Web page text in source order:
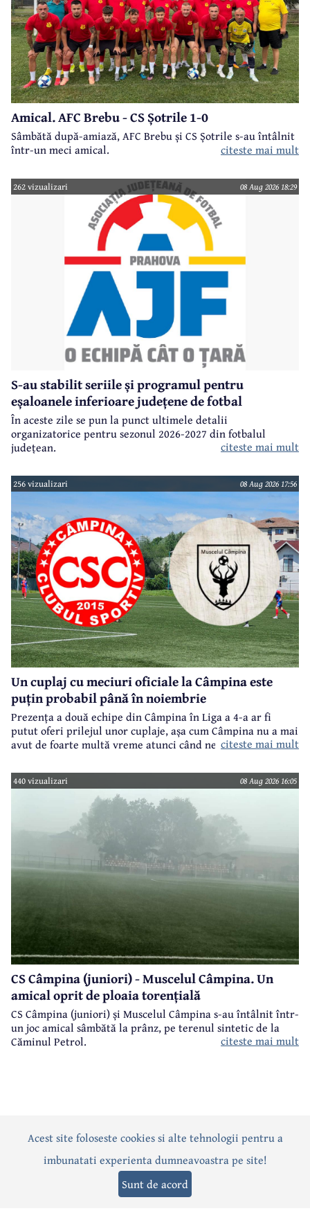
Amical. AFC Brebu - CS Șotrile 1-0
Sâmbătă după-amiază, AFC Brebu și CS Șotrile s-au întâlnit
într-un meci amical.
citeste mai mult
262 vizualizari 08 Aug 2026 18:29
S-au stabilit seriile și programul pentru
eșaloanele inferioare județene de fotbal
În aceste zile se pun la punct ultimele detalii
organizatorice pentru sezonul 2026-2027 din fotbalul
județean.
citeste mai mult
256 vizualizari 08 Aug 2026 17:56
Un cuplaj cu meciuri oficiale la Câmpina este
puțin probabil până în noiembrie
Prezența a două echipe din Câmpina în Liga a 4-a ar fi
putut oferi prilejul unor cuplaje, așa cum Câmpina nu a mai
avut de foarte multă vreme atunci când ne referim la
citeste mai mult
440 vizualizari 08 Aug 2026 16:05
CS Câmpina (juniori) - Muscelul Câmpina. Un
amical oprit de ploaia torențială
CS Câmpina (juniori) și Muscelul Câmpina s-au întâlnit într-
un joc amical sâmbătă la prânz, pe terenul sintetic de la
Căminul Petrol.
citeste mai mult
ActualitatePoliticăSocialEvenimentInterviuri
Editorial Sport Anunțuri
Acest site foloseste cookies si alte tehnologii pentru a
imbunatati experienta dumneavoastra pe site!
Sunt de acord